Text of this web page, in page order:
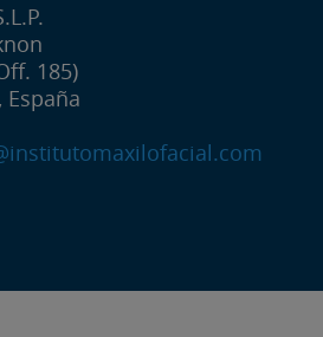
185)
España